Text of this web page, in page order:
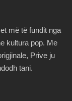
më të fundit nga
kultura pop. Me
Prive ju
tani.